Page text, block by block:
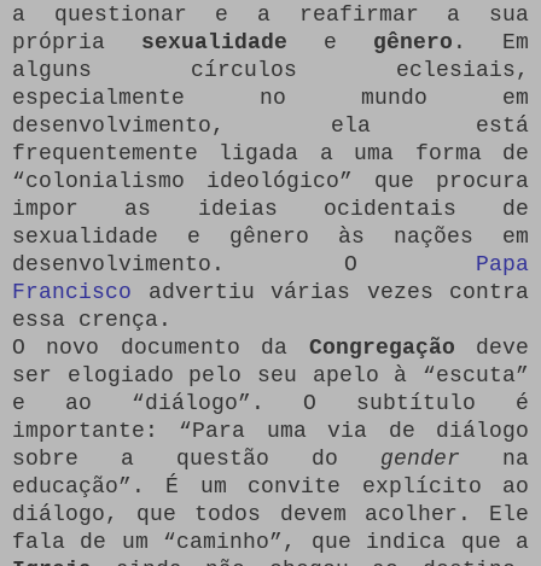
a questionar e a reafirmar a sua
própria sexualidade e gênero . Em
alguns círculos eclesiais,
especialmente no mundo em
desenvolvimento, ela está
frequentemente ligada a uma forma de
“colonialismo ideológico” que procura
impor as ideias ocidentais de
sexualidade e gênero às nações em
desenvolvimento. O Papa
Francisco advertiu várias vezes contra
essa crença.
O novo documento da Congregação deve
ser elogiado pelo seu apelo à “escuta”
e ao “diálogo”. O subtítulo é
importante: “Para uma via de diálogo
sobre a questão do gender na
educação”. É um convite explícito ao
diálogo, que todos devem acolher. Ele
fala de um “caminho”, que indica que a